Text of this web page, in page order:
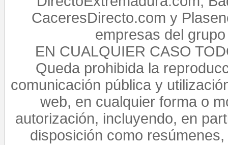
CaceresDirecto.com y
empresas del
EN CUALQUIER CASO
Queda prohibida la
comunicación pública y
web, en cualquier forma o
autorización, incluyendo, en
disposición como